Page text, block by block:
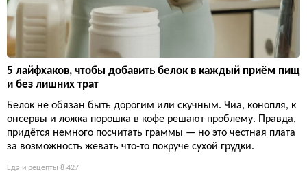
5 лайфхаков, чтобы добавить белок в каждый приём пищ
и без лишних трат
Белок не обязан быть дорогим или скучным. Чиа, конопля, к
онсервы и ложка порошка в кофе решают проблему. Правда,
придётся немного посчитать граммы — но это честная плата
за возможность жевать что-то покруче сухой грудки.
Еда и рецепты 8 427